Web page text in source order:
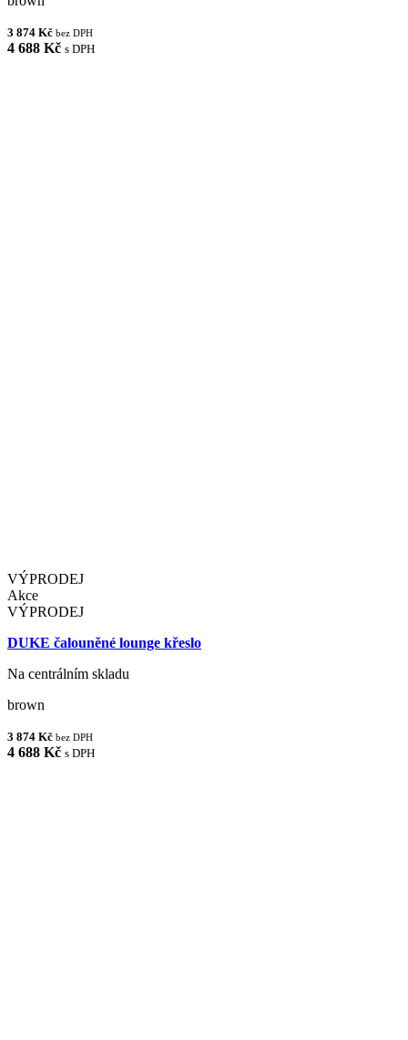
3 874 Kč bez DPH
4 688 Kč s DPH
VÝPRODEJ
Akce
VÝPRODEJ
DUKE čalouněné lounge křeslo
Na centrálním skladu
brown
3 874 Kč bez DPH
4 688 Kč s DPH